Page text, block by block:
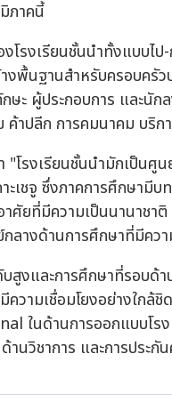
ภาคนี้
งโรงเรียนชั้นนำทั้งแบบไ
งพื้นฐานสำหรับครอบครั
ษะ ผู้ประกอบการ และ
ค้าปลีก การคมนาคม บริ
รงเรียนชั้นนำมักเป็นศูน
าะเชจู ซึ่งภาคการศึกษา
ศัยที่มีความเป็นนานาช
กลางด้านการศึกษาที่มีคว
บสูงและการศึกษาที่รอบ
วามเชื่อมโยงอย่างใกล้ชิ
ในด้านการออกแบบโร
นวิชาการ และการประ